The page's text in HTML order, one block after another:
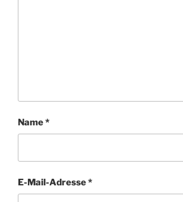
Name*
E-Mail-Adresse*